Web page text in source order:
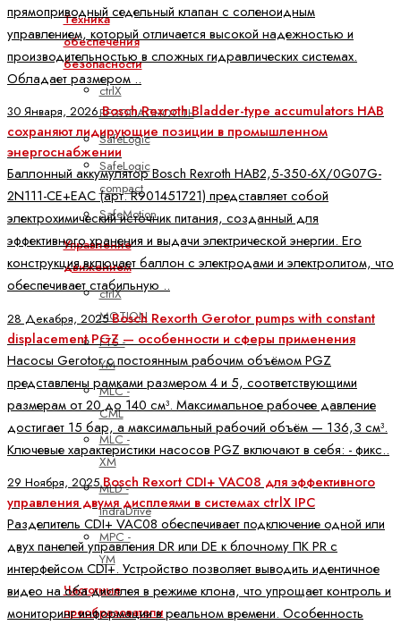
Техника
обеспечения
безопасности
ctrlX
БЕЗОПАСНОСТЬ
SafeLogic
SafeLogic
compact
SafeMotion
Управление
движением
ctrlX
MOTION
FTS -
YM
MLC -
CML
MLC -
XM
MLD -
IndraDrive
MPC -
YM
Частотные
преобразователи
прямоприводный седельный клапан с соленоидным
управлением, который отличается высокой надежностью и
производительностью в сложных гидравлических системах.
Обладает размером ..
30 Января, 2026Bosch Rexroth Bladder-type accumulators HAB
сохраняют лидирующие позиции в промышленном
энергоснабжении
Баллонный аккумулятор Bosch Rexroth HAB2,5-350-6X/0G07G-
2N111-CE+EAC (арт. R901451721) представляет собой
электрохимический источник питания, созданный для
эффективного хранения и выдачи электрической энергии. Его
конструкция включает баллон с электродами и электролитом, что
обеспечивает стабильную ..
28 Декабря, 2025Bosch Rexorth Gerotor pumps with constant
displacement PGZ — особенности и сферы применения
Насосы Gerotor с постоянным рабочим объёмом PGZ
представлены рамками размером 4 и 5, соответствующими
размерам от 20 до 140 см³. Максимальное рабочее давление
достигает 15 бар, а максимальный рабочий объём — 136,3 см³.
Ключевые характеристики насосов PGZ включают в себя: - фикс..
29 Ноября, 2025Bosch Rexort CDI+ VAC08 для эффективного
управления двумя дисплеями в системах ctrlX IPC
Разделитель CDI+ VAC08 обеспечивает подключение одной или
двух панелей управления DR или DE к блочному ПК PR с
интерфейсом CDI+. Устройство позволяет выводить идентичное
видео на оба дисплея в режиме клона, что упрощает контроль и
мониторинг информации в реальном времени. Особенность